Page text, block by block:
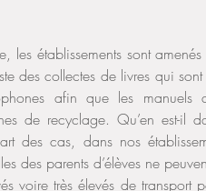
les établissements sont
des collectes de livres qui
afin que les
de recyclage. Qu’en est-il
des cas, dans nos
des parents d’élèves ne
voire très élevés de transport